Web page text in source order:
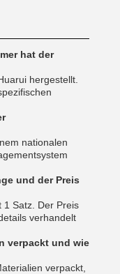
hat der
hergestellt.
nationalen
und der Preis
1 Satz. Der Preis
verhandelt
verpackt und wie
verpackt,